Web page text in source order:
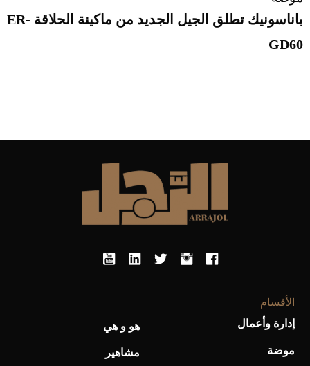
باناسونيك تطلق الجيل الجديد من ماكينة الحلاقة ER-
GD60
الأقسام
إدارة وأعمال
موضة
هو و هي
مشاهير